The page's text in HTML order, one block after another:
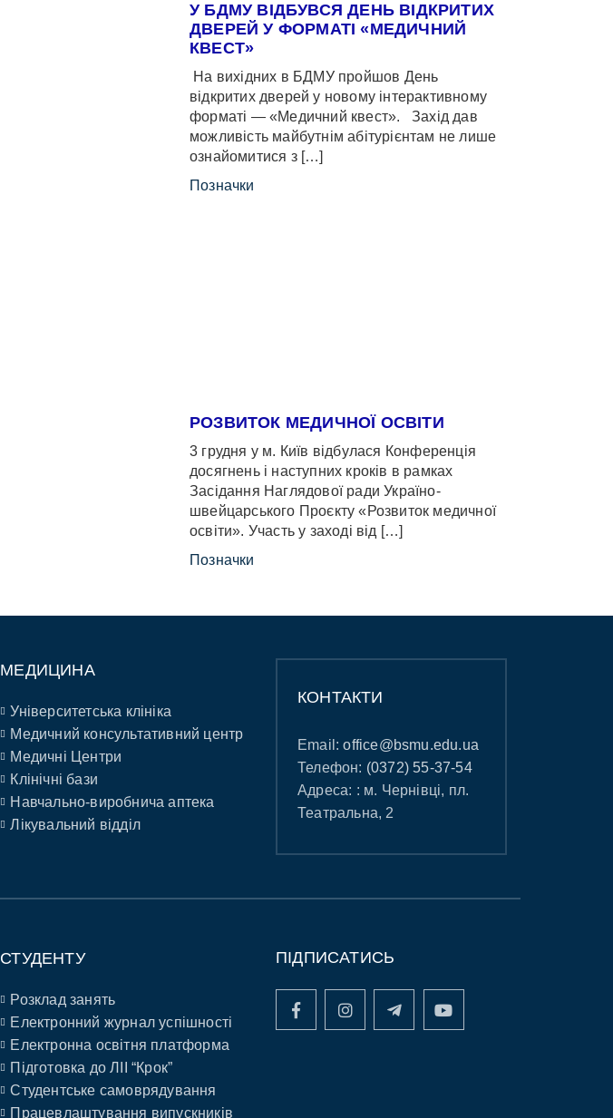
У БДМУ ВІДБУВСЯ ДЕНЬ ВІДКРИТИХ
ДВЕРЕЙ У ФОРМАТІ «МЕДИЧНИЙ
КВЕСТ»
На вихідних в БДМУ пройшов День
відкритих дверей у новому інтерактивному
форматі — «Медичний квест». Захід дав
можливість майбутнім абітурієнтам не лише
ознайомитися з […]
Позначки
РОЗВИТОК МЕДИЧНОЇ ОСВІТИ
3 грудня у м. Київ відбулася Конференція
досягнень і наступних кроків в рамках
Засідання Наглядової ради Україно-
швейцарського Проєкту «Розвиток медичної
освіти». Участь у заході від […]
Позначки
МЕДИЦИНА
Університетська клініка
Медичний консультативний центр
Медичні Центри
Клінічні бази
Навчально-виробнича аптека
Лікувальний відділ
КОНТАКТИ
Email:office@bsmu.edu.ua
Телефон: (0372) 55-37-54
Адреса: : м. Чернівці, пл.
Театральна, 2
СТУДЕНТУ
Розклад занять
Електронний журнал успішності
Електронна освітня платформа
Підготовка до ЛІІ “Крок”
Студентське самоврядування
Працевлаштування випускників
ПІДПИСАТИСЬ